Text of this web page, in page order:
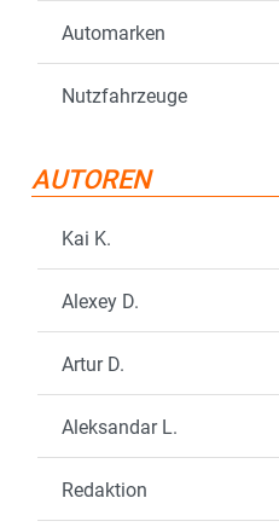
Automarken
Nutzfahrzeuge
AUTOREN
Kai K.
Alexey D.
Artur D.
Aleksandar L.
Redaktion